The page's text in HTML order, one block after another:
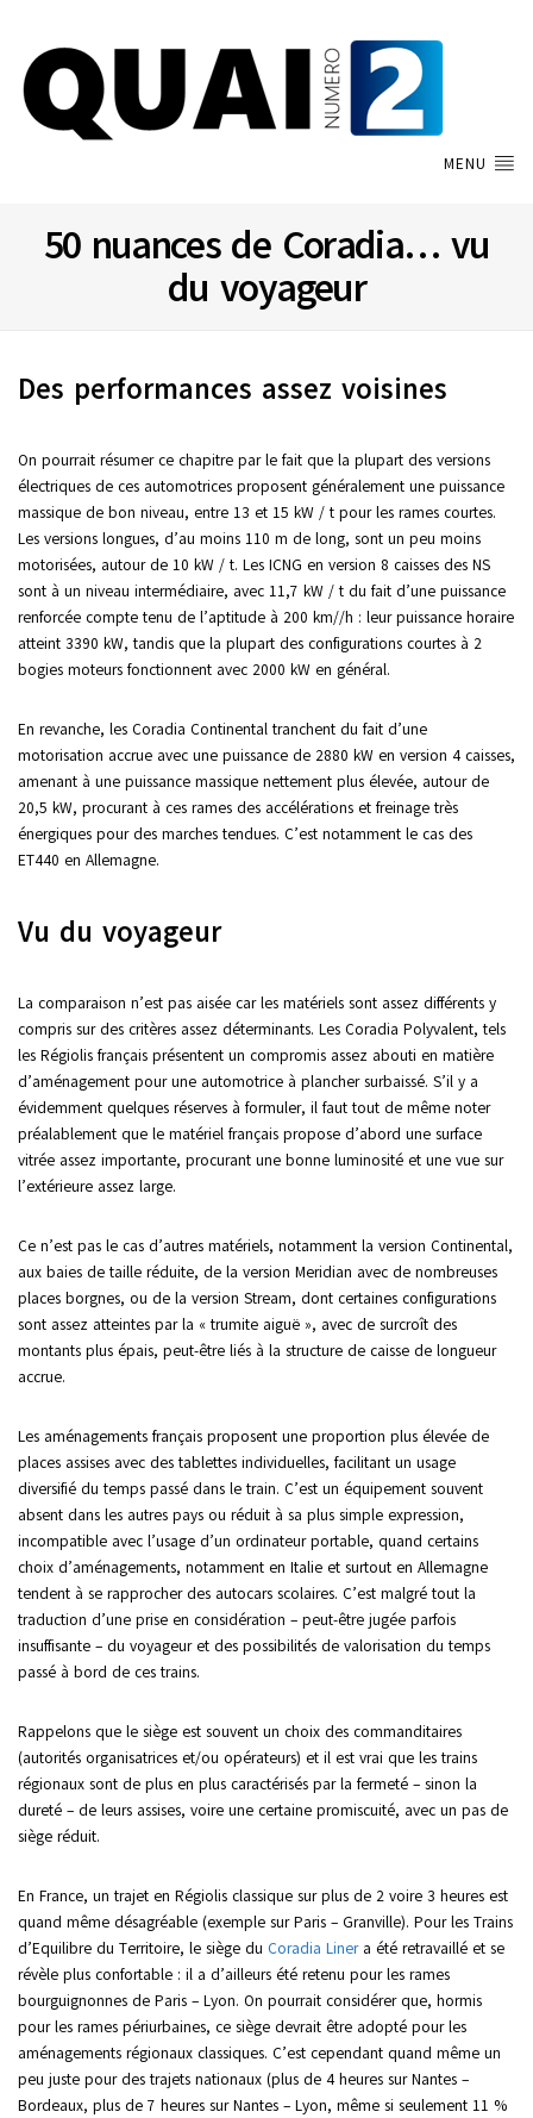
MENU
50 nuances de Coradia… vu
du voyageur
Des performances assez voisines
On pourrait résumer ce chapitre par le fait que la plupart des versions
électriques de ces automotrices proposent généralement une puissance
massique de bon niveau, entre 13 et 15 kW / t pour les rames courtes.
Les versions longues, d’au moins 110 m de long, sont un peu moins
motorisées, autour de 10 kW / t. Les ICNG en version 8 caisses des NS
sont à un niveau intermédiaire, avec 11,7 kW / t du fait d’une puissance
renforcée compte tenu de l’aptitude à 200 km//h : leur puissance horaire
atteint 3390 kW, tandis que la plupart des configurations courtes à 2
bogies moteurs fonctionnent avec 2000 kW en général.
En revanche, les Coradia Continental tranchent du fait d’une
motorisation accrue avec une puissance de 2880 kW en version 4 caisses,
amenant à une puissance massique nettement plus élevée, autour de
20,5 kW, procurant à ces rames des accélérations et freinage très
énergiques pour des marches tendues. C’est notamment le cas des
ET440 en Allemagne.
Vu du voyageur
La comparaison n’est pas aisée car les matériels sont assez différents y
compris sur des critères assez déterminants. Les Coradia Polyvalent, tels
les Régiolis français présentent un compromis assez abouti en matière
d’aménagement pour une automotrice à plancher surbaissé. S’il y a
évidemment quelques réserves à formuler, il faut tout de même noter
préalablement que le matériel français propose d’abord une surface
vitrée assez importante, procurant une bonne luminosité et une vue sur
l’extérieure assez large.
Ce n’est pas le cas d’autres matériels, notamment la version Continental,
aux baies de taille réduite, de la version Meridian avec de nombreuses
places borgnes, ou de la version Stream, dont certaines configurations
sont assez atteintes par la « trumite aiguë », avec de surcroît des
montants plus épais, peut-être liés à la structure de caisse de longueur
accrue.
Les aménagements français proposent une proportion plus élevée de
places assises avec des tablettes individuelles, facilitant un usage
diversifié du temps passé dans le train. C’est un équipement souvent
absent dans les autres pays ou réduit à sa plus simple expression,
incompatible avec l’usage d’un ordinateur portable, quand certains
choix d’aménagements, notamment en Italie et surtout en Allemagne
tendent à se rapprocher des autocars scolaires. C’est malgré tout la
traduction d’une prise en considération – peut-être jugée parfois
insuffisante – du voyageur et des possibilités de valorisation du temps
passé à bord de ces trains.
Rappelons que le siège est souvent un choix des commanditaires
(autorités organisatrices et/ou opérateurs) et il est vrai que les trains
régionaux sont de plus en plus caractérisés par la fermeté – sinon la
dureté – de leurs assises, voire une certaine promiscuité, avec un pas de
siège réduit.
En France, un trajet en Régiolis classique sur plus de 2 voire 3 heures est
quand même désagréable (exemple sur Paris – Granville). Pour les Trains
d’Equilibre du Territoire, le siège du Coradia Linera été retravaillé et se
révèle plus confortable : il a d’ailleurs été retenu pour les rames
bourguignonnes de Paris – Lyon. On pourrait considérer que, hormis
pour les rames périurbaines, ce siège devrait être adopté pour les
aménagements régionaux classiques. C’est cependant quand même un
peu juste pour des trajets nationaux (plus de 4 heures sur Nantes –
Bordeaux, plus de 7 heures sur Nantes – Lyon, même si seulement 11 %